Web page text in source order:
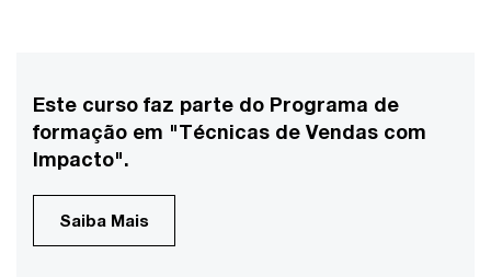
Este curso faz parte do Programa de
formação em "Técnicas de Vendas com
Impacto".
Saiba Mais